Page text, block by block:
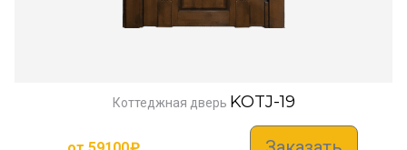
Коттеджная дверь KOTJ-19